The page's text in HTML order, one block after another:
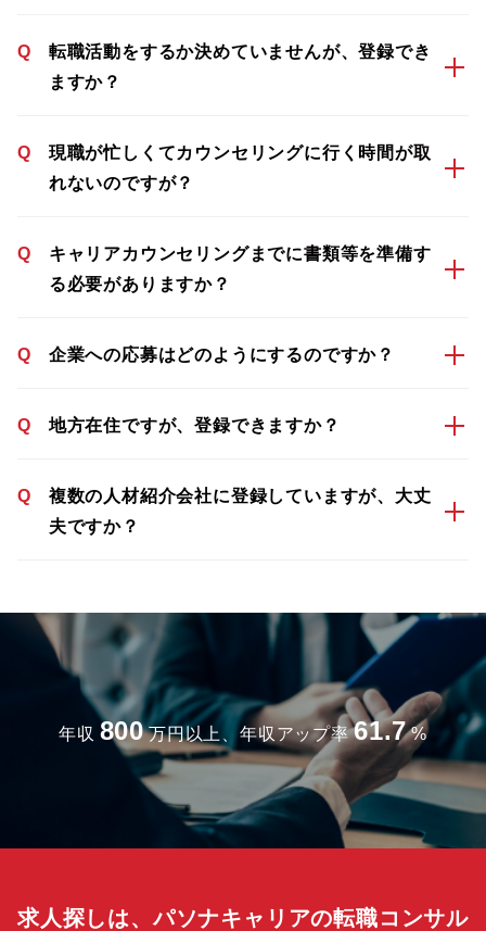
Q
転職活動をするか決めていませんが、登録でき
ますか？
Q
現職が忙しくてカウンセリングに行く時間が取
れないのですが？
Q
キャリアカウンセリングまでに書類等を準備す
る必要がありますか？
Q 企業への応募はどのようにするのですか？
Q 地方在住ですが、登録できますか？
Q
複数の人材紹介会社に登録していますが、大丈
夫ですか？
年収 800 万円以上、年収アップ率 61.7 %
求人探しは、パソナキャリアの転職コンサル